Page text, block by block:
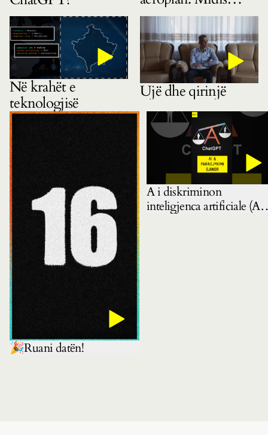
gëzimit dhe
pasigurisë
Në krahët e
teknologjisë
Ujë dhe qirinjë
🎉Ruani datën!
A i diskriminon
inteligjenca artificiale (AI)